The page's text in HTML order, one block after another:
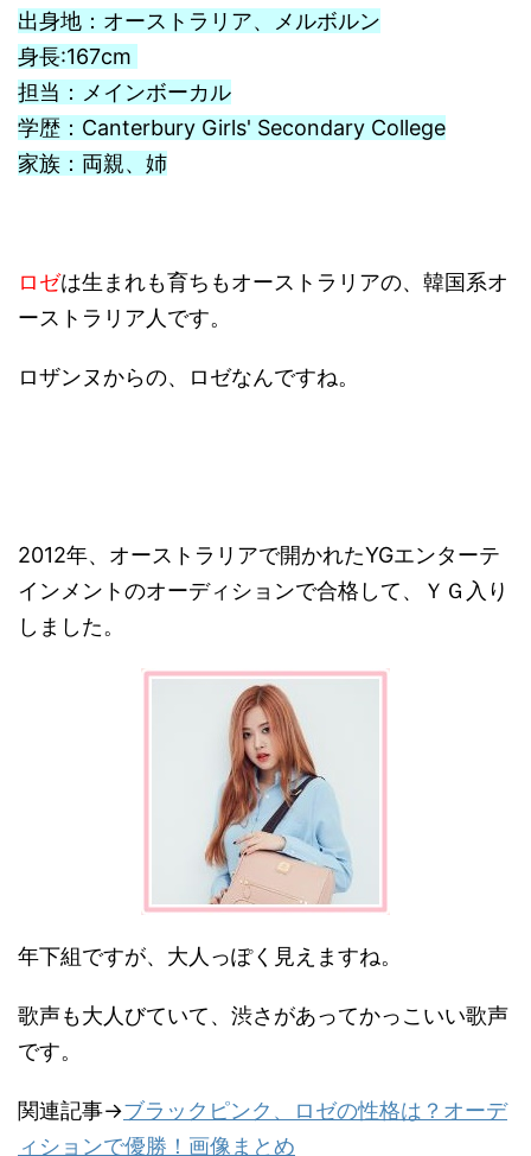
出身地：オーストラリア、メルボルン
身長:167cm
担当：メインボーカル
学歴：Canterbury Girls' Secondary College
家族：両親、姉
ロゼは生まれも育ちもオーストラリアの、韓国系オ
ーストラリア人です。
ロザンヌからの、ロゼなんですね。
2012年、オーストラリアで開かれたYGエンターテ
インメントのオーディションで合格して、ＹＧ入り
しました。
年下組ですが、大人っぽく見えますね。
歌声も大人びていて、渋さがあってかっこいい歌声
です。
関連記事→ブラックピンク、ロゼの性格は？オーデ
ィションで優勝！画像まとめ